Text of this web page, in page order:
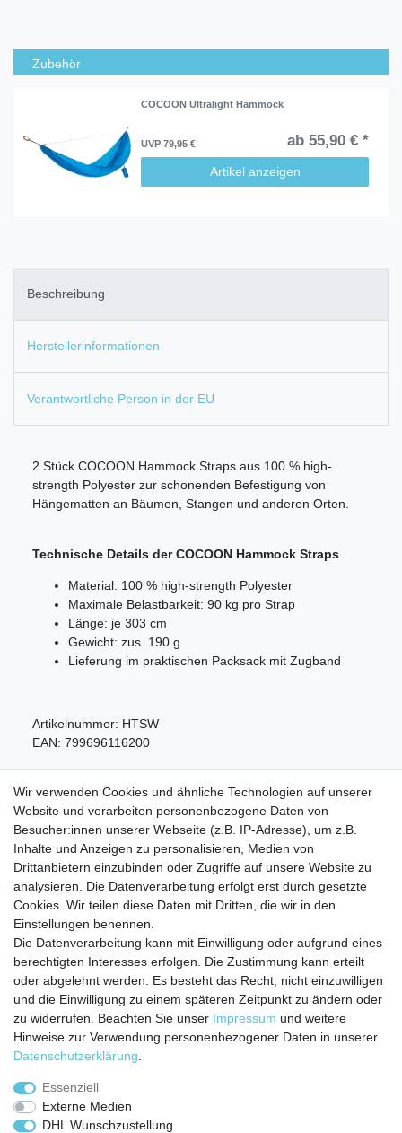
Zubehör
COCOON Ultralight Hammock
UVP 79,95 € ab 55,90 € *
Artikel anzeigen
Beschreibung
Herstellerinformationen
Verantwortliche Person in der EU
2 Stück COCOON Hammock Straps aus 100 % high-
strength Polyester zur schonenden Befestigung von
Hängematten an Bäumen, Stangen und anderen Orten.
Technische Details der COCOON Hammock Straps
Material: 100 % high-strength Polyester
Maximale Belastbarkeit: 90 kg pro Strap
Länge: je 303 cm
Gewicht: zus. 190 g
Lieferung im praktischen Packsack mit Zugband
Artikelnummer: HTSW
EAN: 799696116200
Wir verwenden Cookies und ähnliche Technologien auf unserer
Website und verarbeiten personenbezogene Daten von
Besucher:innen unserer Webseite (z.B. IP-Adresse), um z.B.
Inhalte und Anzeigen zu personalisieren, Medien von
Drittanbietern einzubinden oder Zugriffe auf unsere Website zu
analysieren. Die Datenverarbeitung erfolgt erst durch gesetzte
Cookies. Wir teilen diese Daten mit Dritten, die wir in den
Einstellungen benennen.
Die Datenverarbeitung kann mit Einwilligung oder aufgrund eines
berechtigten Interesses erfolgen. Die Zustimmung kann erteilt
oder abgelehnt werden. Es besteht das Recht, nicht einzuwilligen
und die Einwilligung zu einem späteren Zeitpunkt zu ändern oder
zu widerrufen. Beachten Sie unser Impressum und weitere
Hinweise zur Verwendung personenbezogener Daten in unserer
Daten­schutz­erklärung
Essenziell
Externe Medien
DHL Wunschzustellung
Service
Zahlungarten
Versandkosten
Batterierücknahmeverordnung
Kostenloser Newsletter
E-MAIL **
Newsletter
Honig
Daten­schutz­erklärung
Einwilligung kann ich jederzeit widerrufen.**